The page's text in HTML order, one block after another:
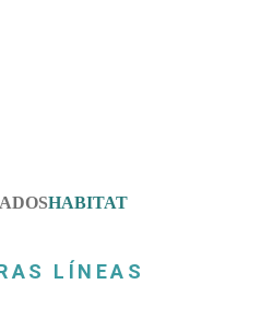
HABITAT
LÍNEAS